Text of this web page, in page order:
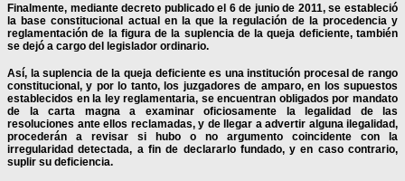
Finalmente, mediante decreto publicado el 6 de junio de 2011, se estableció
la base constitucional actual en la que la regulación de la procedencia y
reglamentación de la figura de la suplencia de la queja deficiente, también
se dejó a cargo del legislador ordinario.
Así, la suplencia de la queja deficiente es una institución procesal de rango
constitucional, y por lo tanto, los juzgadores de amparo, en los supuestos
establecidos en la ley reglamentaria, se encuentran obligados por mandato
de la carta magna a examinar oficiosamente la legalidad de las
resoluciones ante ellos reclamadas, y de llegar a advertir alguna ilegalidad,
procederán a revisar si hubo o no argumento coincidente con la
irregularidad detectada, a fin de declararlo fundado, y en caso contrario,
suplir su deficiencia.